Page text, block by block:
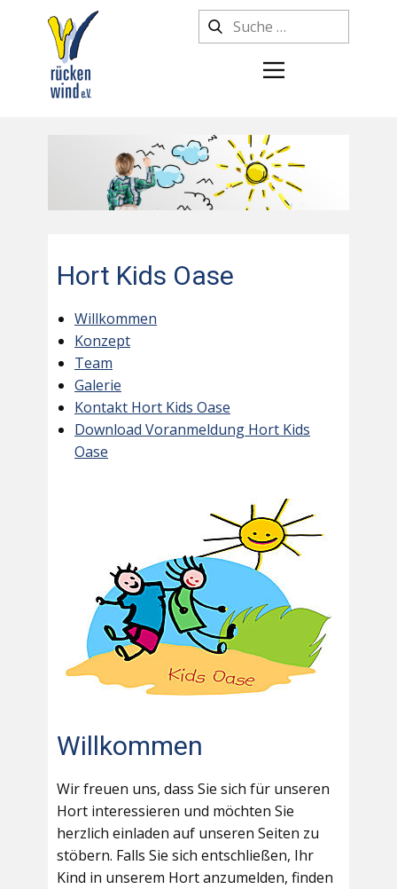
Hort Kids Oase
Willkommen
Konzept
Team
Galerie
Kontakt Hort Kids Oase
Download Voranmeldung Hort Kids
Oase
Willkommen
Wir freuen uns, dass Sie sich für unseren
Hort interessieren und möchten Sie
herzlich einladen auf unseren Seiten zu
stöbern. Falls Sie sich entschließen, Ihr
Kind in unserem Hort anzumelden, finden